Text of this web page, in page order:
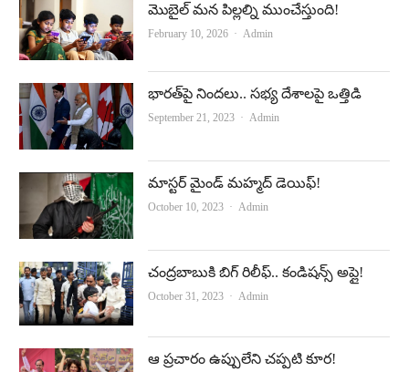
మొబైల్‌ మన పిల్లల్ని ముంచేస్తుంది!
February 10, 2026 Author
Admin
భారత్‌పై నిందలు.. సభ్య దేశాలపై ఒత్తిడి
September 21, 2023 Author
Admin
మాస్టర్‌ మైండ్‌ మహ్మద్‌ డెయిఫ్‌!
October 10, 2023 Author
Admin
చంద్రబాబుకి బిగ్‌ రిలీఫ్‌.. కండిషన్స్‌ అప్లై!
October 31, 2023 Author
Admin
ఆ ప్ర‌చారం ఉప్పులేని చ‌ప్ప‌టి కూర‌!